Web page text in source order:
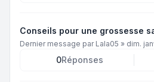
Conseils pour une grossesse
Dernier message par Lala05 » dim.
0Réponses